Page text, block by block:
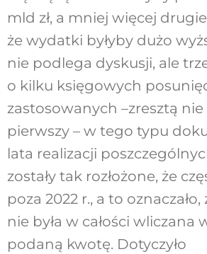
mld zł, a mniej więcej drugie
że wydatki byłyby dużo
nie podlega dyskusji, ale
o kilku księgowych
zastosowanych –zresztą nie
pierwszy – w tego typu
lata realizacji
zostały tak rozłożone, że
poza 2022 r., a to
nie była w całości wliczana
podaną kwotę. Dotyczyło